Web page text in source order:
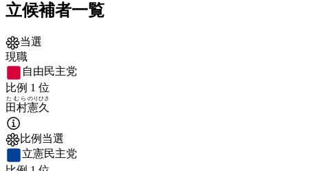
立候補者一覧
当選
現職
自由民主党
比例 1 位
田村
たむら
憲久
のりひさ
比例当選
立憲民主党